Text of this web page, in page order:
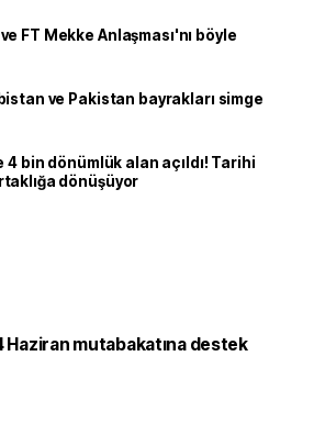
FT Mekke Anlaşması'nı böyle
ve Pakistan bayrakları simge
bin dönümlük alan açıldı! Tarihi
dönüşüyor
Haziran mutabakatına destek